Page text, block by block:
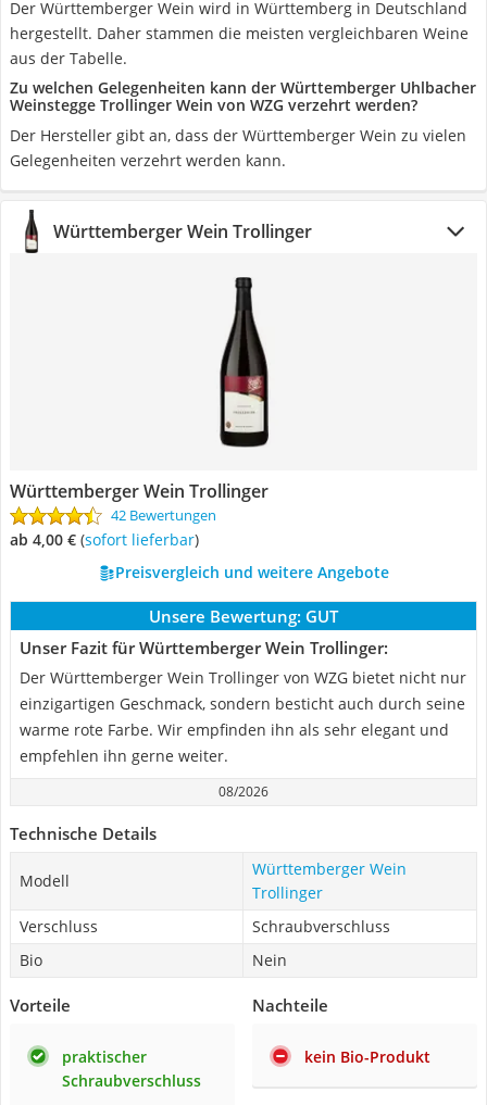
Der Württemberger Wein wird in Württemberg in Deutschland
hergestellt. Daher stammen die meisten vergleichbaren Weine
aus der Tabelle.
Zu welchen Gelegenheiten kann der Württemberger Uhlbacher
Weinstegge Trollinger Wein von WZG verzehrt werden?
Der Hersteller gibt an, dass der Württemberger Wein zu vielen
Gelegenheiten verzehrt werden kann.
Württemberger Wein Trollinger
Württemberger Wein Trollinger
42 Bewertungen
ab 4,00 € ( Sofort lieferbar)
Preisvergleich und weitere Angebote
Unsere Bewertung: GUT
Unser Fazit für Württemberger Wein Trollinger:
Der Württemberger Wein Trollinger von WZG bietet nicht nur
einzigartigen Geschmack, sondern besticht auch durch seine
warme rote Farbe. Wir empfinden ihn als sehr elegant und
empfehlen ihn gerne weiter.
08/2026
Technische Details
Modell
Württemberger Wein
Trollinger
Verschluss
Schraubverschluss
Bio
Nein
Vorteile
praktischer
Schraubverschluss
Nachteile
kein Bio-Produkt